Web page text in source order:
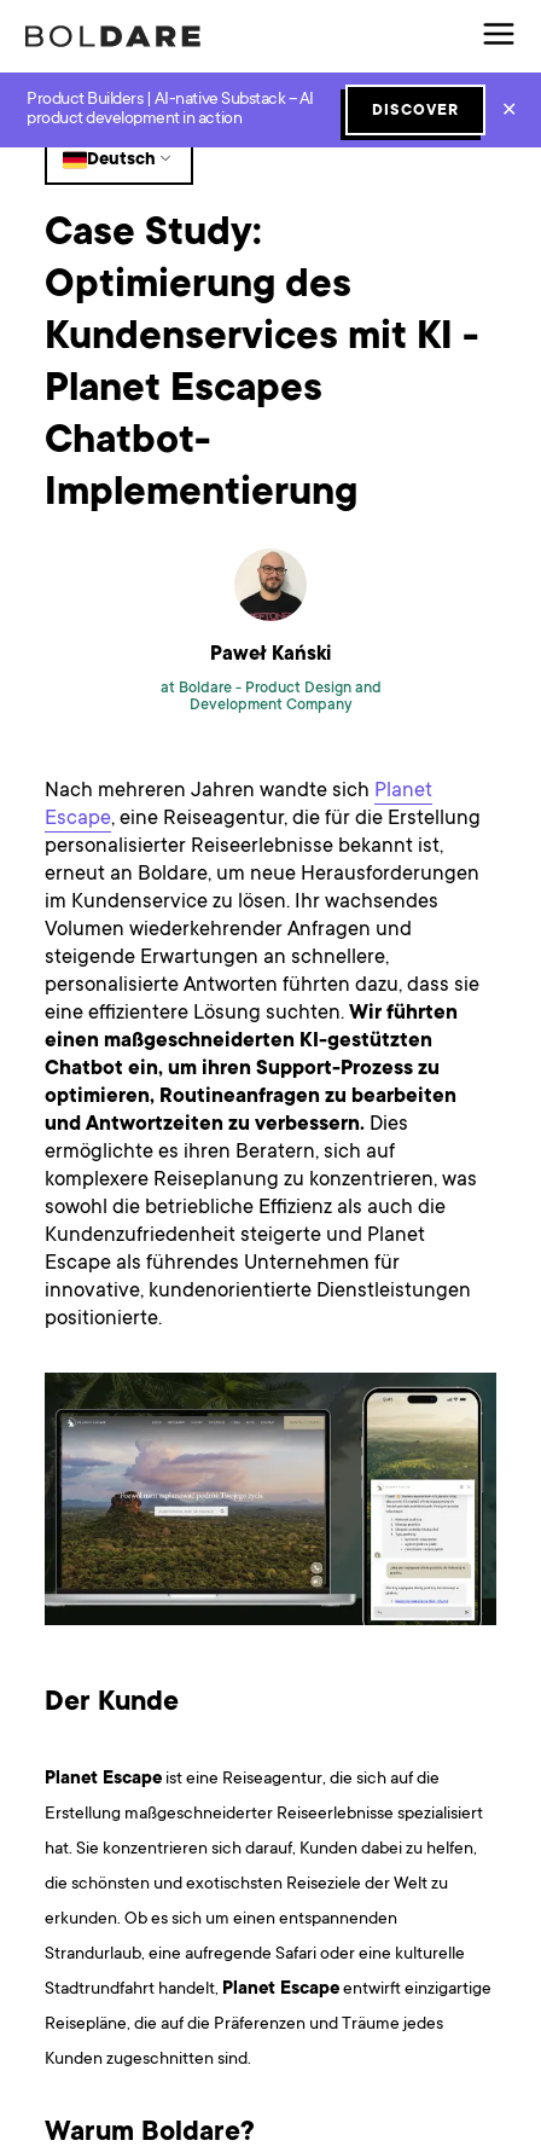
Product Builders | AI-native Substack – AI
product development in action
DISCOVER ✕
Home Blog GenAI
Deutsch
Case Study:
Optimierung des
Kundenservices mit KI -
Planet Escapes
Chatbot-
Implementierung
Paweł Kański
at Boldare - Product Design and
Development Company
Nach mehreren Jahren wandte sich Planet
Escape, eine Reiseagentur, die für die Erstellung
personalisierter Reiseerlebnisse bekannt ist,
erneut an Boldare, um neue Herausforderungen
im Kundenservice zu lösen. Ihr wachsendes
Volumen wiederkehrender Anfragen und
steigende Erwartungen an schnellere,
personalisierte Antworten führten dazu, dass sie
eine effizientere Lösung suchten.Wir führten
einen maßgeschneiderten KI-gestützten
Chatbot ein, um ihren Support-Prozess zu
optimieren, Routineanfragen zu bearbeiten
und Antwortzeiten zu verbessern. Dies
ermöglichte es ihren Beratern, sich auf
komplexere Reiseplanung zu konzentrieren, was
sowohl die betriebliche Effizienz als auch die
Kundenzufriedenheit steigerte und Planet
Escape als führendes Unternehmen für
innovative, kundenorientierte Dienstleistungen
positionierte.
Der Kunde
Planet Escape ist eine Reiseagentur, die sich auf die
Erstellung maßgeschneiderter Reiseerlebnisse spezialisiert
hat. Sie konzentrieren sich darauf, Kunden dabei zu helfen,
die schönsten und exotischsten Reiseziele der Welt zu
erkunden. Ob es sich um einen entspannenden
Strandurlaub, eine aufregende Safari oder eine kulturelle
Stadtrundfahrt handelt, Planet Escapeentwirft einzigartige
Reisepläne, die auf die Präferenzen und Träume jedes
Kunden zugeschnitten sind.
Warum Boldare?